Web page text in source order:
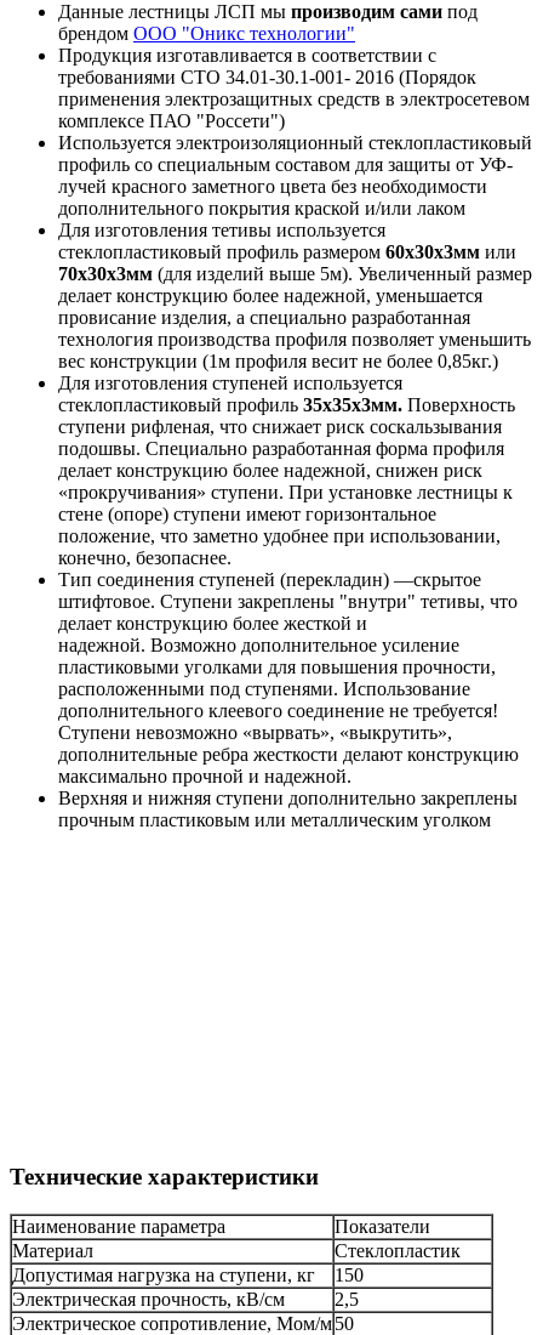
Данные лестницы ЛСП мы производим сами под
брендом ООО "Оникс технологии"
Продукция изготавливается в соответствии с
требованиями СТО 34.01-30.1-001- 2016 (Порядок
применения электрозащитных средств в электросетевом
комплексе ПАО "Россети")
Используется электроизоляционный стеклопластиковый
профиль со специальным составом для защиты от УФ-
лучей красного заметного цвета без необходимости
дополнительного покрытия краской и/или лаком
Для изготовления тетивы используется
стеклопластиковый профиль размером 60х30х3мм или
70х30х3мм (для изделий выше 5м). Увеличенный размер
делает конструкцию более надежной, уменьшается
провисание изделия, а специально разработанная
технология производства профиля позволяет уменьшить
вес конструкции (1м профиля весит не более 0,85кг.)
Для изготовления ступеней используется
стеклопластиковый профиль 35х35х3мм. Поверхность
ступени рифленая, что снижает риск соскальзывания
подошвы. Специально разработанная форма профиля
делает конструкцию более надежной, снижен риск
«прокручивания» ступени. При установке лестницы к
стене (опоре) ступени имеют горизонтальное
положение, что заметно удобнее при использовании,
конечно, безопаснее.
Тип соединения ступеней (перекладин) —скрытое
штифтовое. Ступени закреплены "внутри" тетивы, что
делает конструкцию более жесткой и
надежной. Возможно дополнительное усиление
пластиковыми уголками для повышения прочности,
расположенными под ступенями. Использование
дополнительного клеевого соединение не требуется!
Ступени невозможно «вырвать», «выкрутить»,
дополнительные ребра жесткости делают конструкцию
максимально прочной и надежной.
Верхняя и нижняя ступени дополнительно закреплены
прочным пластиковым или металлическим уголком
Технические характеристики
Наименование параметра
Показатели
Материал
Стеклопластик
Допустимая нагрузка на ступени, кг
150
Электрическая прочность, кВ/см
2,5
Электрическое сопротивление, Мом/м50